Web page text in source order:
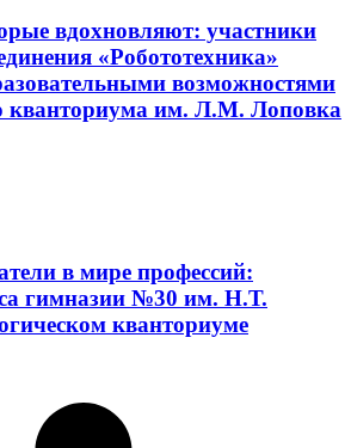
вдохновляют: участники
«Робототехника»
возможностями
кванториума им. Л.М. Лоповка
в мире профессий:
гимназии №30 им. Н.Т.
кванториуме